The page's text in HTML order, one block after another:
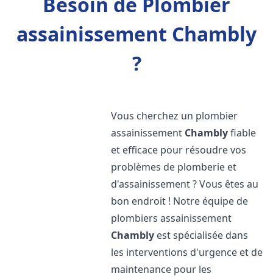
assainissement Chambly
?
Vous cherchez un plombier
assainissement Chamblyfiable
et efficace pour résoudre vos
problèmes de plomberie et
d'assainissement ? Vous êtes au
bon endroit ! Notre équipe de
plombiers assainissement
Chambly est spécialisée dans
les interventions d'urgence et de
maintenance pour les